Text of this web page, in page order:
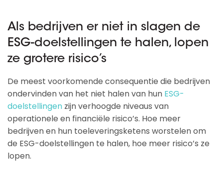
Als bedrijven er niet in slagen de
ESG-doelstellingen te halen, lopen
ze grotere risico’s
De meest voorkomende consequentie die bedrijven
ondervinden van het niet halen van hun ESG-
doelstellingen zijn verhoogde niveaus van
operationele en financiële risico’s. Hoe meer
bedrijven en hun toeleveringsketens worstelen om
de ESG-doelstellingen te halen, hoe meer risico’s ze
lopen.